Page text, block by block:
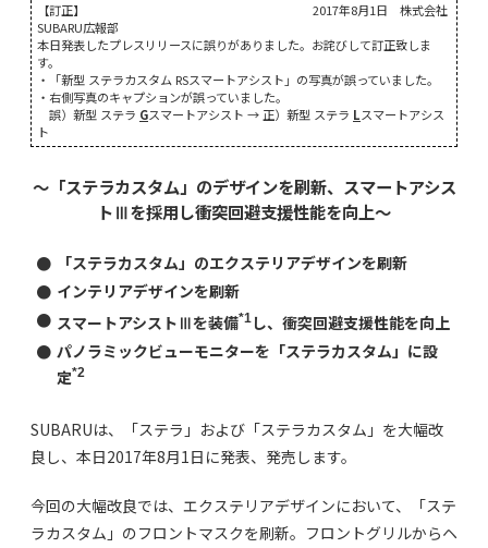
【訂正】 2017年8月1日 株式会社
SUBARU広報部
本日発表したプレスリリースに誤りがありました。お詫びして訂正致しま
す。
・「新型 ステラカスタム RSスマートアシスト」の写真が誤っていました。
・右側写真のキャプションが誤っていました。
誤）新型 ステラ Gスマートアシスト → 正）新型 ステラ Lスマートアシス
ト
～「ステラカスタム」のデザインを刷新、スマートアシス
トⅢを採用し衝突回避支援性能を向上～
●
「ステラカスタム」のエクステリアデザインを刷新
● インテリアデザインを刷新
● スマートアシストⅢを装備*1 し、衝突回避支援性能を向上
● パノラミックビューモニターを「ステラカスタム」に設
定*2
SUBARUは、「ステラ」および「ステラカスタム」を大幅改
良し、本日2017年8月1日に発表、発売します。
今回の大幅改良では、エクステリアデザインにおいて、「ステ
ラカスタム」のフロントマスクを刷新。フロントグリルからヘ